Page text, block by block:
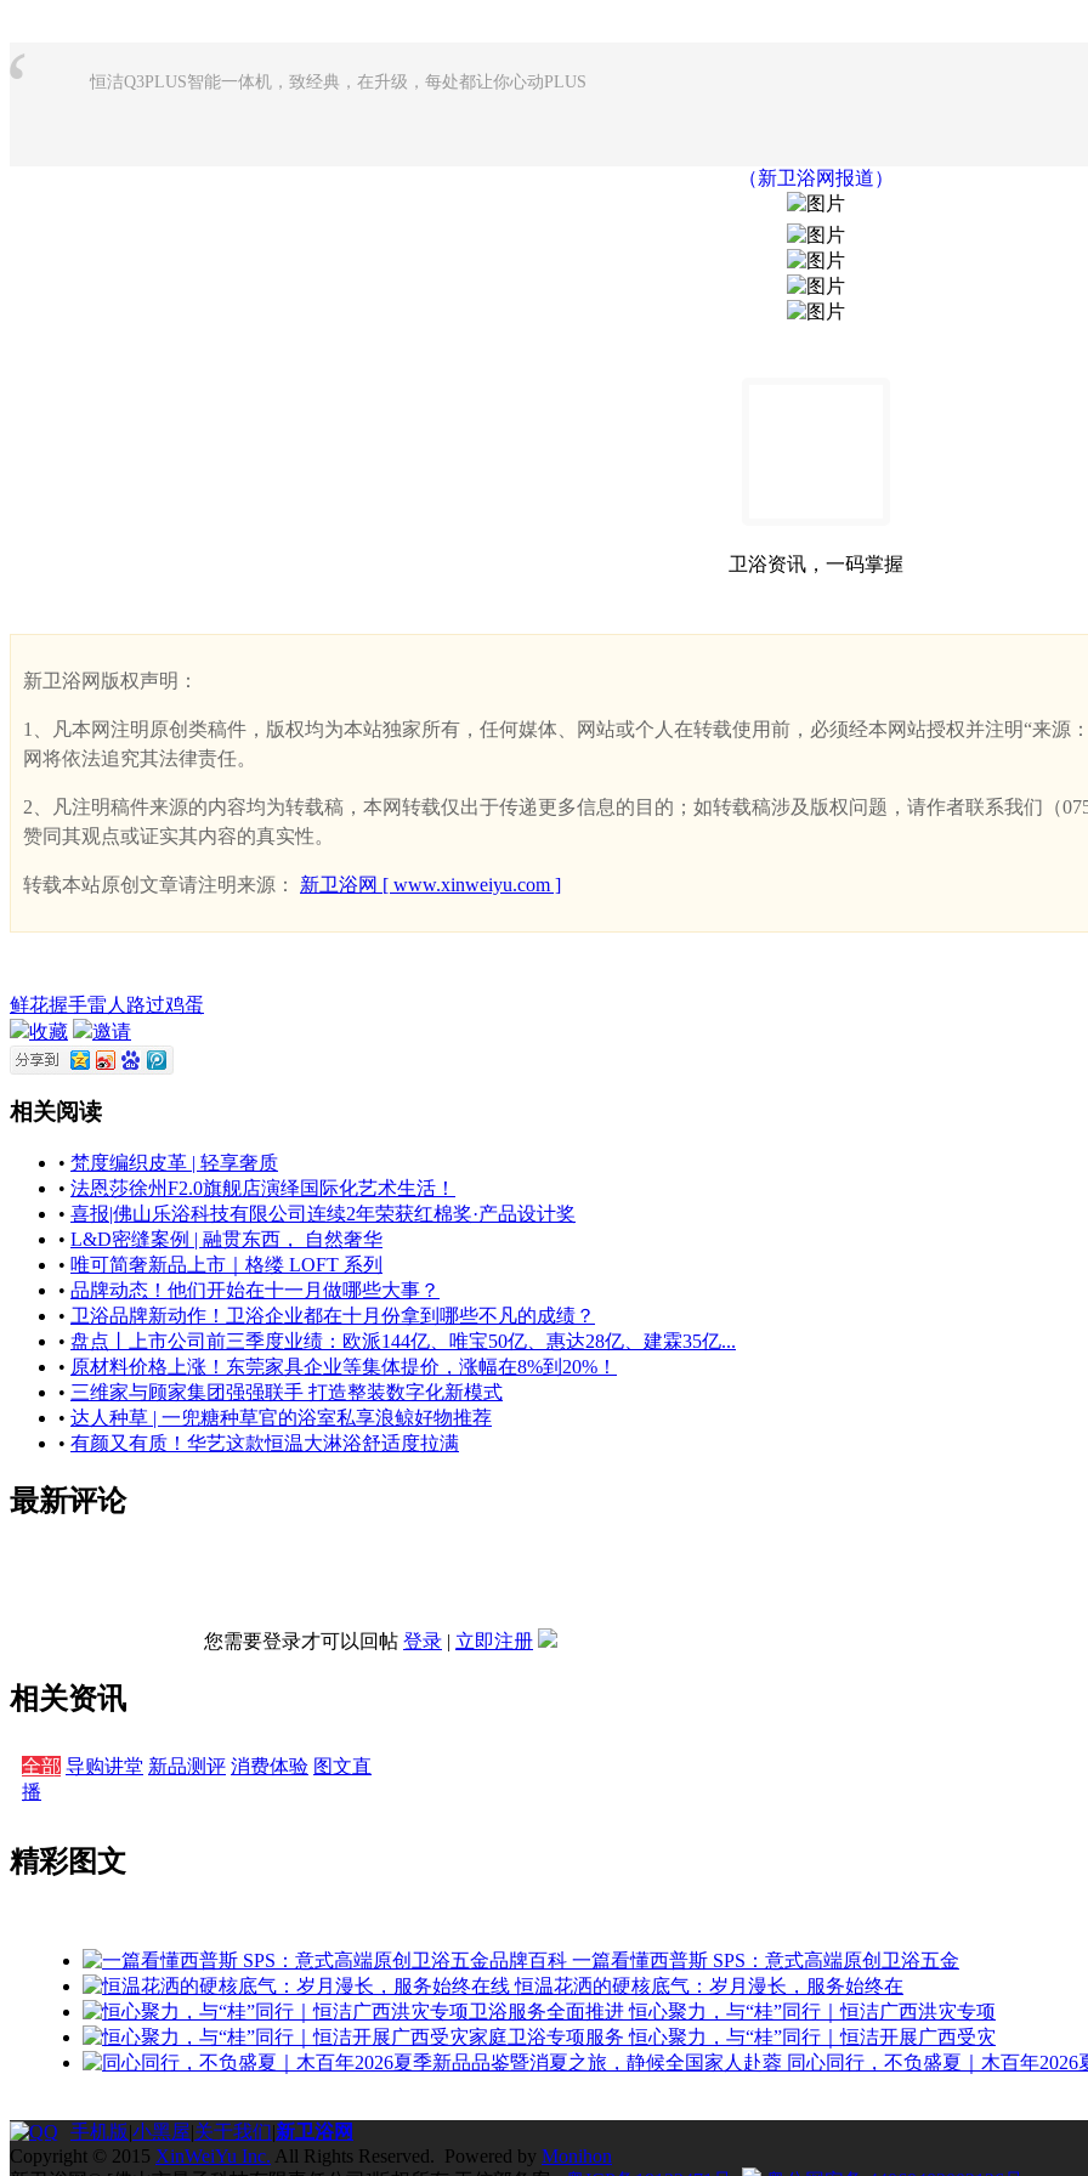
恒洁Q3PLUS智能一体机，致经典，在升级，每处都让你心动PLUS
（新卫浴网报道）
卫浴资讯，一码掌握
新卫浴网版权声明：
1、凡本网注明原创类稿件，版权均为本站独家所有，任何媒体、网站或个人在转载使用前，必须经本网站授权并注明“来源
网将依法追究其法律责任。
2、凡注明稿件来源的内容均为转载稿，本网转载仅出于传递更多信息的目的；如转载稿涉及版权问题，请作者联系我们（
赞同其观点或证实其内容的真实性。
转载本站原创文章请注明来源： 新卫浴网 [ www.xinweiyu.com ]
鲜花握手雷人 路过鸡蛋
收藏
邀请
相关阅读
• 梵度编织皮革 | 轻享奢质
• 法恩莎徐州F2.0旗舰店演绎国际化艺术生活！
• 喜报|佛山乐浴科技有限公司连续2年荣获红棉奖·产品设计奖
• L&D密缝案例 | 融贯东西， 自然奢华
• 唯可简奢新品上市｜格缕 LOFT 系列
• 品牌动态！他们开始在十一月做哪些大事？
• 卫浴品牌新动作！卫浴企业都在十月份拿到哪些不凡的成绩？
• 盘点丨上市公司前三季度业绩：欧派144亿、唯宝50亿、惠达28亿、建霖35亿...
• 原材料价格上涨！东莞家具企业等集体提价，涨幅在8%到20%！
• 三维家与顾家集团强强联手 打造整装数字化新模式
• 达人种草 | 一兜糖种草官的浴室私享浪鲸好物推荐
• 有颜又有质！华艺这款恒温大淋浴舒适度拉满
最新评论
您需要登录才可以回帖 登录 | 立即注册
相关资讯
全部 导购讲堂 新品测评 消费体验 图文直
播
精彩图文
一篇看懂西普斯 SPS：意式高端原创卫浴五金
恒温花洒的硬核底气：岁月漫长，服务始终在
恒心聚力，与“桂”同行｜恒洁广西洪灾专项
恒心聚力，与“桂”同行｜恒洁开展广西受灾
同心同行，不负盛夏｜木百年2026
手机版|小黑屋|关于我们|新卫浴网
Copyright © 2015 XinWeiYu Inc. All Rights Reserved. Powered by Monihon